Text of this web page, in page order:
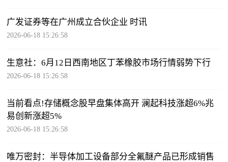
广发证券等在广州成立合伙企业 时讯
2026-06-18 15:26:58
生意社：6月12日西南地区丁苯橡胶市场行情弱势下行
2026-06-18 15:26:58
当前看点!存储概念股早盘集体高开 澜起科技涨超6%兆
易创新涨超5%
2026-06-18 15:26:58
唯万密封：半导体加工设备部分全氟醚产品已形成销售